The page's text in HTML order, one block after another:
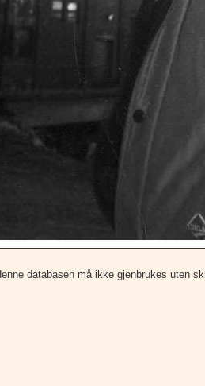
databasen må ikke gjenbrukes uten